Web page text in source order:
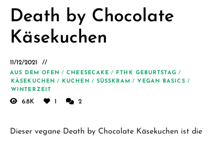
einfache
vegane
Rezepte
für jeden
Tag
Death by Chocolate
Käsekuchen
11/12/2021
AUS DEM OFEN / CHEESECAKE / FTHK GEBURTSTAG /
KÄSEKUCHEN / KUCHEN / SÜSSKRAM / VEGAN BASICS /
WINTERZEIT
6.8K 1 2
Dieser vegane Death by Chocolate Käsekuchen ist die